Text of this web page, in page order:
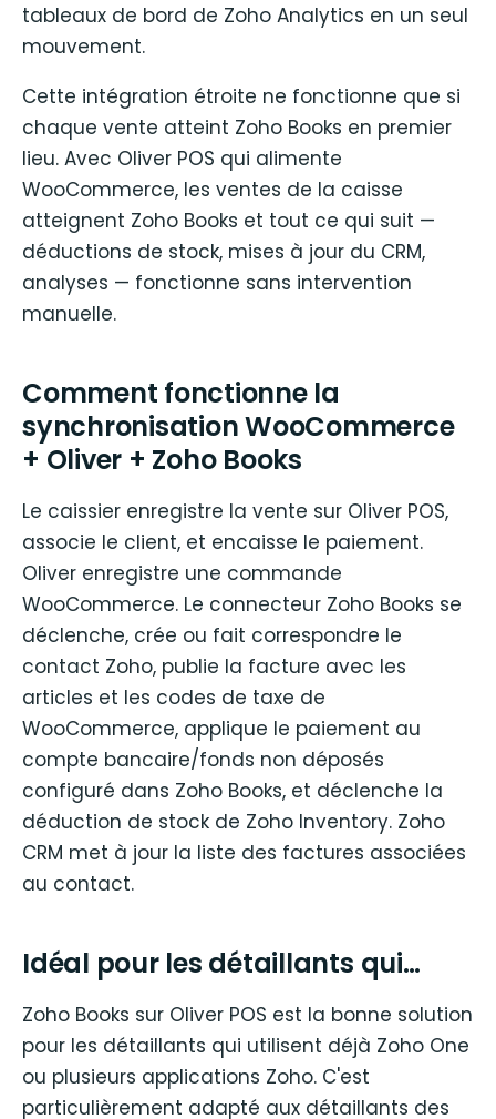
tableaux de bord de Zoho Analytics en un seul
mouvement.
Cette intégration étroite ne fonctionne que si
chaque vente atteint Zoho Books en premier
lieu. Avec Oliver POS qui alimente
WooCommerce, les ventes de la caisse
atteignent Zoho Books et tout ce qui suit —
déductions de stock, mises à jour du CRM,
analyses — fonctionne sans intervention
manuelle.
Comment fonctionne la
synchronisation WooCommerce
+ Oliver + Zoho Books
Le caissier enregistre la vente sur Oliver POS,
associe le client, et encaisse le paiement.
Oliver enregistre une commande
WooCommerce. Le connecteur Zoho Books se
déclenche, crée ou fait correspondre le
contact Zoho, publie la facture avec les
articles et les codes de taxe de
WooCommerce, applique le paiement au
compte bancaire/fonds non déposés
configuré dans Zoho Books, et déclenche la
déduction de stock de Zoho Inventory. Zoho
CRM met à jour la liste des factures associées
au contact.
Idéal pour les détaillants qui…
Zoho Books sur Oliver POS est la bonne solution
pour les détaillants qui utilisent déjà Zoho One
ou plusieurs applications Zoho. C'est
particulièrement adapté aux détaillants des